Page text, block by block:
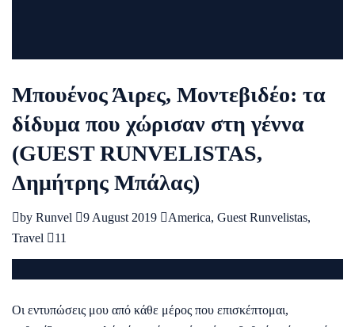
Μπουένος Άιρες, Μοντεβιδέο: τα
δίδυμα που χώρισαν στη γέννα
(GUEST RUNVELISTAS,
Δημήτρης Μπάλας)
by Runvel 9 August 2019 America, Guest Runvelistas,
Travel
11
Οι εντυπώσεις μου από κάθε μέρος που επισκέπτομαι,